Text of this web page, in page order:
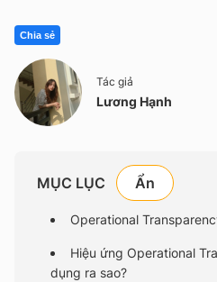
Chia sẻ
Tác giả
Lương Hạnh
MỤC LỤC
Operational
Hiệu ứng Operational
dụng ra sao?